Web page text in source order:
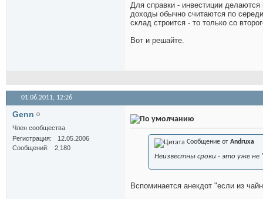
Для справки - инвестиции делаются
доходы обычно считаются по
склад строится - то только со
Вот и решайте.
01.06.2011, 12:26
Genn
Член сообщества
Регистрация
12.05.2006
Сообщений
2,180
Сообщение от Andruxa
Неизвестны сроки - это уже не
Вспоминается анекдот "если из